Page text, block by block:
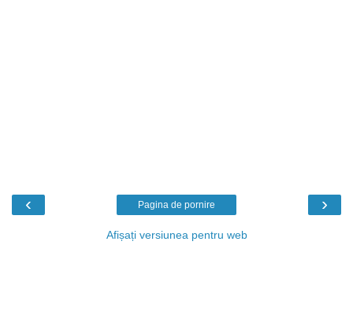
‹ ›
Pagina de pornire
Afișați versiunea pentru web